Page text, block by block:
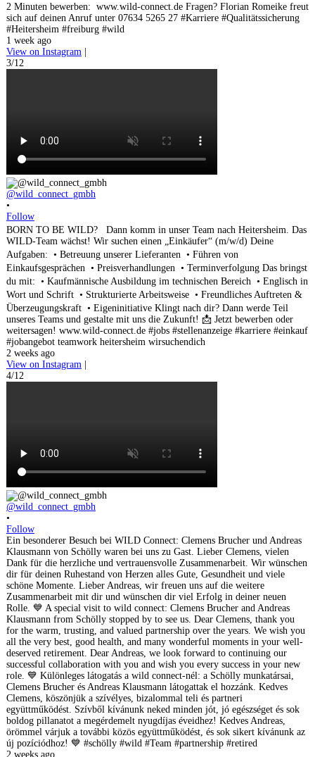
2 Minuten bewerben: www.wild-connect.de Fragen? Florian Romeike freut
sich auf deinen Anruf unter 07634 5265 27 #Karriere #Qualitätssicherung
#Heitersheim #freiburg #wild
1 week ago
View on Instagram |
3/12
@wild_connect_gmbh
•
Follow
BORN TO BE WILD? Dann komm in unser Team nach Heitersheim. Das
WILD-Team wächst! Wir suchen einen „Einkäufer“ (m/w/d) Deine
Aufgaben: • Betreuung unserer Lieferanten • Führen von
Einkaufsgesprächen • Preisverhandlungen • Terminverfolgung Das bringst
du mit: • Kaufmännische Ausbildung im technischen Bereich • Englisch in
Wort und Schrift • Strukturierte Arbeitsweise • Freundliches Auftreten &
Überzeugungskraft • Eigeninitiative Klingt nach dir? Dann werde Teil
unseres Teams und gestalte mit uns die Zukunft! 📩 Jetzt bewerben oder
weitersagen! www.wild-connect.de #jobs #stellenanzeige #karriere #einkauf
#jobangebot teamwork heitersheim wirsuchendich
2 weeks ago
View on Instagram |
4/12
@wild_connect_gmbh
•
Follow
Ein besonderer Besuch bei WILD Connect: Clemens Brucher und Andreas
Klausmann von Schölly waren bei uns zu Gast. Lieber Clemens, vielen
Dank für die herzliche und vertrauensvolle Zusammenarbeit. Wir wünschen
dir für deinen Ruhestand von Herzen alles Gute, Gesundheit und viele
schöne Momente. Lieber Andreas, wir freuen uns auf die weitere
Zusammenarbeit mit dir und wünschen dir viel Erfolg in deiner neuen
Rolle. 💙 A special visit to wild connect: Clemens Brucher and Andreas
Klausmann from Schölly stopped by to see us. Dear Clemens, thank you
for the warm, trusting, and valued partnership over the years. We wish you
all the very best, good health, and many wonderful moments in your well-
deserved retirement. Dear Andreas, we look forward to continuing our
successful collaboration with you and wish you every success in your new
role. 💙 Különleges látogatás a wild connect-nél: a Schölly munkatársai,
Clemens Brucher és Andreas Klausmann látogattak el hozzánk. Kedves
Clemens, köszönjük a szívélyes, bizalommal teli és partneri
együttműködést. Szívből kívánunk neked minden jót, jó egészséget és sok
boldog pillanatot a megérdemelt nyugdíjas éveidhez! Kedves Andreas,
örömmel várjuk a további közös együttműködést, és sok sikert kívánunk az
új pozíciódhoz! 💙 #schölly #wild #Team #partnership #retired
2 weeks ago